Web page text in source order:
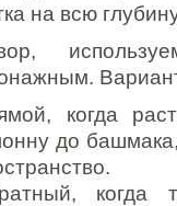
на всю
когда
до
когда